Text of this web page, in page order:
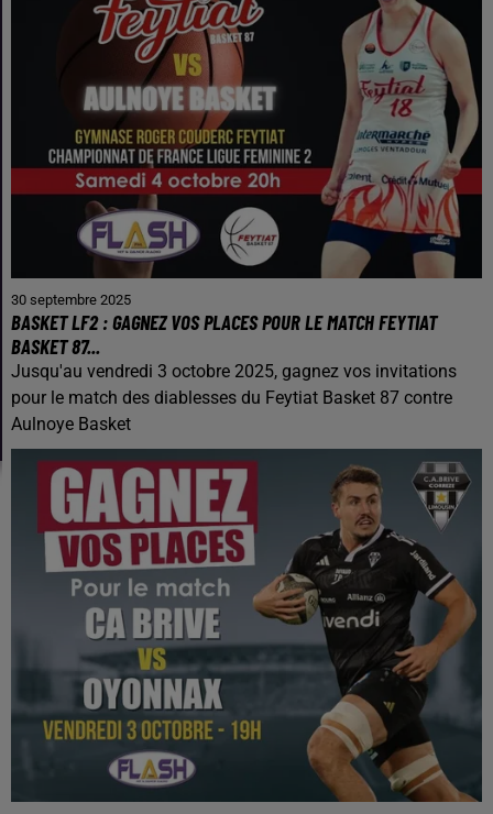
30 septembre 2025
BASKET LF2 : GAGNEZ VOS PLACES POUR LE MATCH FEYTIAT
BASKET 87...
Jusqu'au vendredi 3 octobre 2025, gagnez vos invitations
pour le match des diablesses du Feytiat Basket 87 contre
Aulnoye Basket